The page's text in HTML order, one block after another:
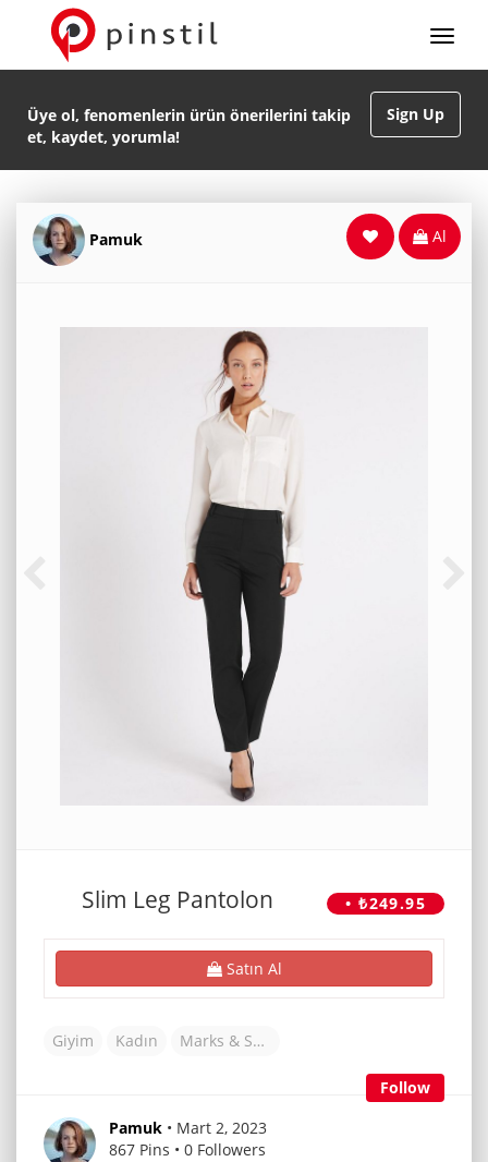
Sign Up
Üye ol, fenomenlerin ürün önerilerini takip
et, kaydet, yorumla!
Pamuk Al
• ₺249.95
Slim Leg Pantolon
Satın Al
Giyim Kadın Marks & Spencer
Follow
Pamuk • Mart 2, 2023
867 Pins • 0 Followers